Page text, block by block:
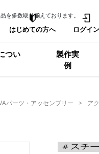
を多数取り揃えております。
はじめての方へ ログイン
つい
製作実
例
パーツ・アッセンブリー ア